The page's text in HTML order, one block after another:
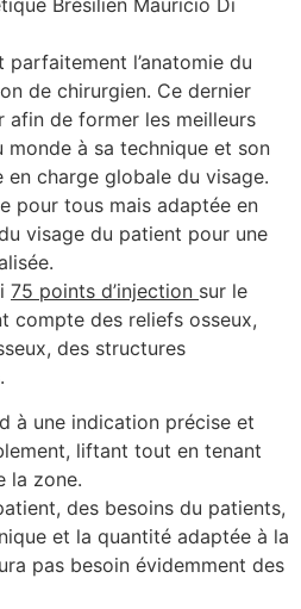
l’anatomie du
de chirurgien. Ce dernier
afin de former les meilleurs
monde à sa technique et son
charge globale du visage.
pour tous mais adaptée en
visage du patient pour une
75 points d’injection sur le
compte des reliefs osseux,
des structures
à une indication précise et
liftant tout en tenant
la zone.
des besoins du patients,
et la quantité adaptée à la
pas besoin évidemment des